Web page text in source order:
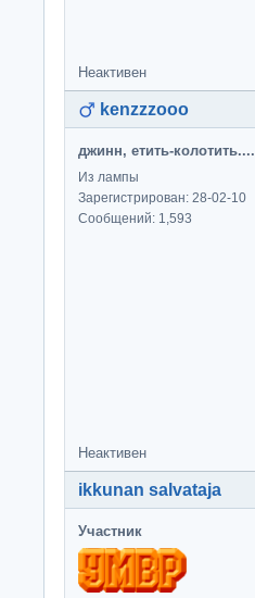
Неактивен
kenzzzooo
джинн, етить-колотить....
Из лампы
Зарегистрирован: 28-02-10
Сообщений: 1,593
Неактивен
ikkunan salvataja
Участник